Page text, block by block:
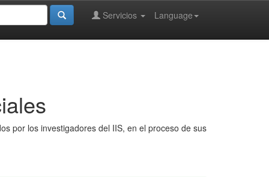
Language
Servicios
por los investigadores del IIS, en el proceso de sus